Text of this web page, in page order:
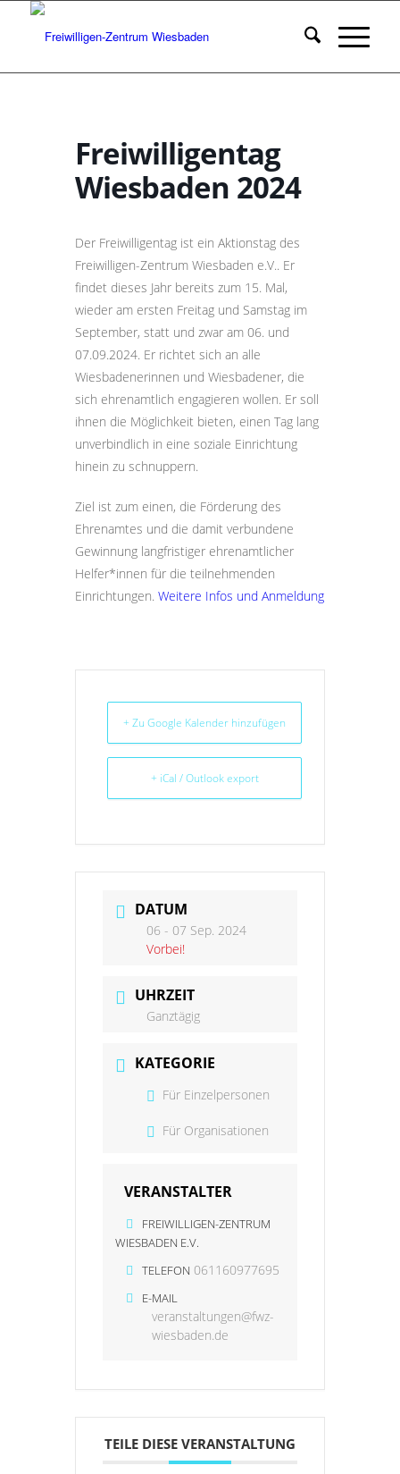
Freiwilligentag
Wiesbaden 2024
Der Freiwilligentag ist ein Aktionstag des
Freiwilligen-Zentrum Wiesbaden e.V.. Er
findet dieses Jahr bereits zum 15. Mal,
wieder am ersten Freitag und Samstag im
September, statt und zwar am 06. und
07.09.2024. Er richtet sich an alle
Wiesbadenerinnen und Wiesbadener, die
sich ehrenamtlich engagieren wollen. Er soll
ihnen die Möglichkeit bieten, einen Tag lang
unverbindlich in eine soziale Einrichtung
hinein zu schnuppern.
Ziel ist zum einen, die Förderung des
Ehrenamtes und die damit verbundene
Gewinnung langfristiger ehrenamtlicher
Helfer*innen für die teilnehmenden
Einrichtungen. Weitere Infos und Anmeldung
+ Zu Google Kalender hinzufügen
+ iCal / Outlook export
DATUM
06 - 07 Sep. 2024
Vorbei!
UHRZEIT
Ganztägig
KATEGORIE
Für Einzelpersonen
Für Organisationen
VERANSTALTER
FREIWILLIGEN-ZENTRUM
WIESBADEN E.V.
TELEFON 061160977695
E-MAIL
veranstaltungen@fwz-
wiesbaden.de
TEILE DIESE VERANSTALTUNG